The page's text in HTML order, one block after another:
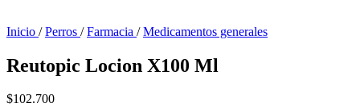
Inicio / Perros / Farmacia / Medicamentos generales
Reutopic Locion X100 Ml
$102.700